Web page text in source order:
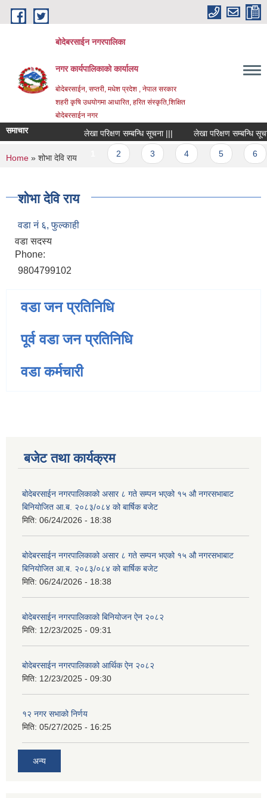
Skip to main content
बोदेबरसाईन नगरपालिका
नगर कार्यपालिकाको कार्यालय
बोदेबरसाईन, सप्तरी, मधेश प्रदेश , नेपाल सरकार
शहरी कृषि उधयोगमा आधारित, हरित संस्कृति,शिक्षित
बोदेबरसाईन नगर
समाचार लेखा परिक्षण सम्बन्धि सूचना ||| लेखा परिक्षण सम्बन्धि सूचना
Pages
You are here
Home » शोभा देवि राय
शोभा देवि राय
वडा नं‌ ६, फुल्काही
वडा सदस्य
Phone:
9804799102
वडा जन प्रतिनिधि
पूर्व वडा जन प्रतिनिधि
वडा कर्मचारी
बजेट तथा कार्यक्रम
बोदेबरसाईन नगरपालिकाको असार ८ गते सम्पन भएको १५ ‍‍‍औ नगरसभाबाट
बिनियोजित आ.ब. २०८३/०८४ को बार्षिक बजेट
मिति: 06/24/2026 - 18:38
बोदेबरसाईन नगरपालिकाको असार ८ गते सम्पन भएको १५ ‍‍‍औ नगरसभाबाट
बिनियोजित आ.ब. २०८३/०८४ को बार्षिक बजेट
मिति: 06/24/2026 - 18:38
बोदेबरसाईन नगरपालिकाको बिनियोजन ऐन २०८२
मिति: 12/23/2025 - 09:31
बोदेबरसाईन नगरपालिकाको आर्थिक ऐन २०८२
मिति: 12/23/2025 - 09:30
१२ नगर सभाको निर्णय
मिति: 05/27/2025 - 16:25
अन्य